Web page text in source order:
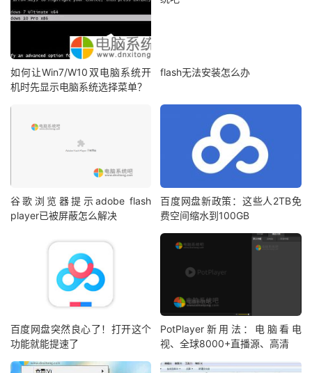
如何让Win7/W10双电脑系统开
机时先显示电脑系统选择菜单？
flash无法安装怎么办
谷歌浏览器提示adobe flash
player已被屏蔽怎么解决
百度网盘新政策：这些人2TB免
费空间缩水到100GB
百度网盘突然良心了！打开这个
功能就能提速了
PotPlayer新用法：电脑看电
视、全球8000+直播源、高清